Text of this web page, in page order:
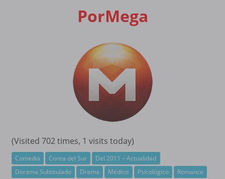
PorMega
(Visited 702 times, 1 visits today)
Comedia Corea del Sur
Del 2011 – Actualidad
Dorama Subtitulado
Drama Médico Psicológico Romance